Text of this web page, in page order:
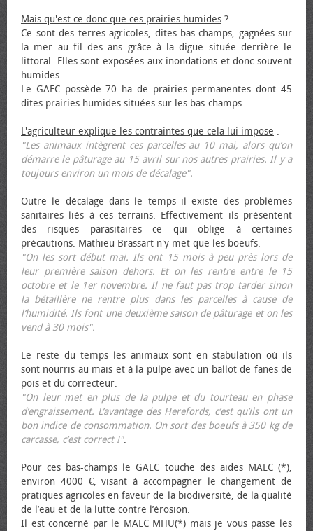
Mais qu'est ce donc que ces prairies humides ?
Ce sont des terres agricoles, dites bas-champs, gagnées sur
la mer au fil des ans grâce à la digue située derrière le
littoral. Elles sont exposées aux inondations et donc souvent
humides.
Le GAEC possède 70 ha de prairies permanentes dont 45
dites prairies humides situées sur les bas-champs.
L'agriculteur explique les contraintes que cela lui impose :
"Les animaux intègrent ces parcelles au 10 mai, alors qu’on
démarre le pâturage au 15 avril sur nos autres prairies. Il y a
toujours environ un mois de décalage".
Outre le décalage dans le temps il existe des problèmes
sanitaires liés à ces terrains. Effectivement ils présentent
des risques parasitaires ce qui oblige à certaines
précautions. Mathieu Brassart n'y met que les bœufs.
"On les sort début mai. Ils ont 15 mois à peu près lors de
leur première saison dehors. Et on les rentre entre le 15
octobre et le 1er novembre. Il ne faut pas trop tarder sinon
la bétaillère ne rentre plus dans les parcelles à cause de
l’humidité. Ils font une deuxième saison de pâturage et on les
vend à 30 mois".
Le reste du temps les animaux sont en stabulation où ils
sont nourris au maïs et à la pulpe avec un ballot de fanes de
pois et du correcteur.
"On leur met en plus de la pulpe et du tourteau en phase
d’engraissement. L’avantage des Herefords, c’est qu’ils ont un
bon indice de consommation. On sort des bœufs à 350 kg de
carcasse, c’est correct !".
Pour ces bas-champs le GAEC touche des aides MAEC (*),
environ 4000 €, visant à accompagner le changement de
pratiques agricoles en faveur de la biodiversité, de la qualité
de l’eau et de la lutte contre l’érosion.
Il est concerné par le MAEC MHU(*) mais je vous passe les